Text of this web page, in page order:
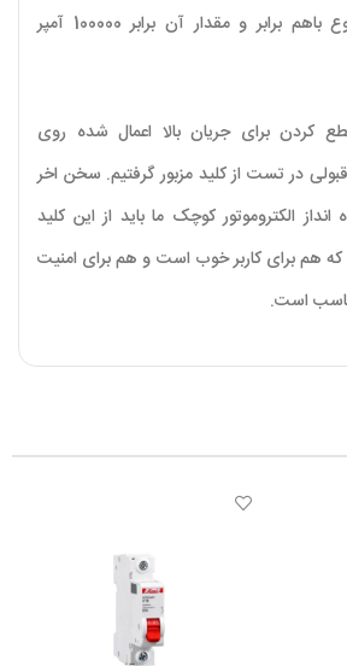
باشد (ICS) در این نوع باهم برابر و مقدار آن برابر 100000 آمپر
کردن برای جریان بالا اعمال شده روی
قبولی در تست از کلید مزبور گرفتیم. سخن اخر
انداز الکتروموتور کوچک ما باید از این کلید
که هم برای کاربر خوب است و هم برای امنیت
است.